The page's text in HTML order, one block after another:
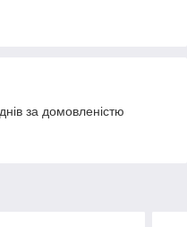
за домовленістю